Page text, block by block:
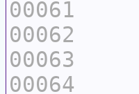
00061
00062
00063
00064